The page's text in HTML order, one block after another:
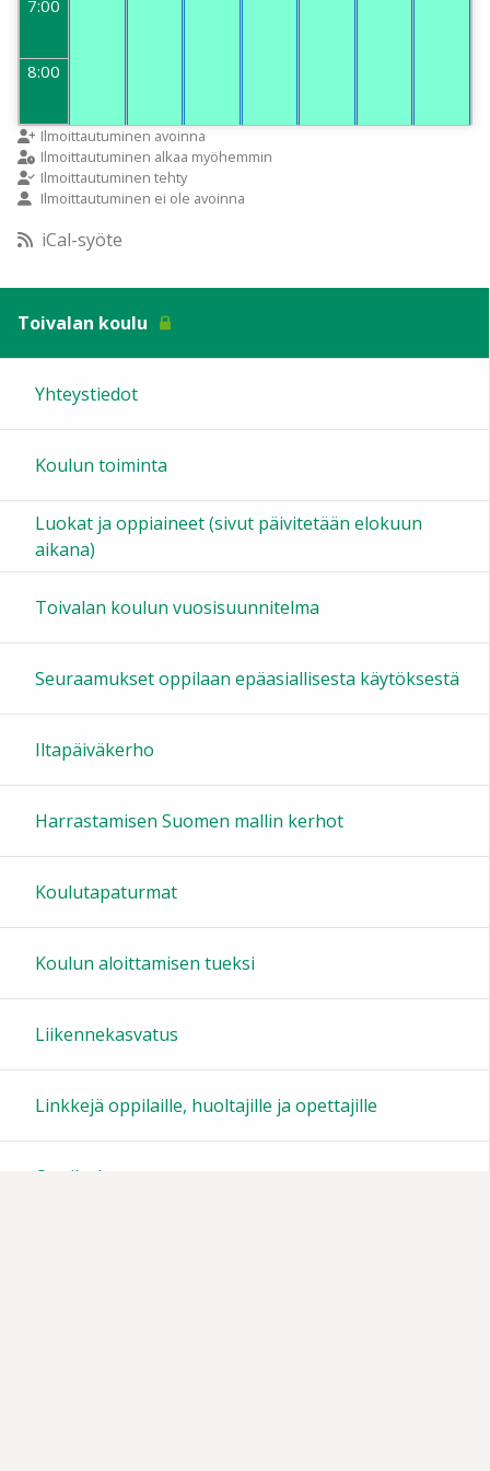
7:00
8:00
9:00
10:00
12:00
13:00
14:00
15:00
16:00
20:00
21:00
Ilmoittautuminen avoinna
Ilmoittautuminen alkaa myöhemmin
Ilmoittautuminen tehty
Ilmoittautuminen ei ole avoinna
iCal-syöte
Toivalan koulu
Yhteystiedot
Koulun toiminta
Luokat ja oppiaineet (sivut päivitetään elokuun
aikana)
Toivalan koulun vuosisuunnitelma
Seuraamukset oppilaan epäasiallisesta käytöksestä
Iltapäiväkerho
Harrastamisen Suomen mallin kerhot
Koulutapaturmat
Koulun aloittamisen tueksi
Liikennekasvatus
Linkkejä oppilaille, huoltajille ja opettajille
Oppilaskunta